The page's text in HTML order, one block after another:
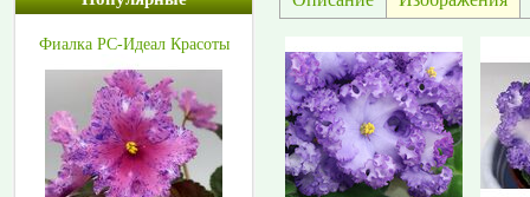
Фиалка РС-Идеал Красоты